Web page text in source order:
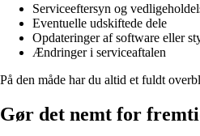
Serviceeftersyn og
Eventuelle udskiftede dele
Opdateringer af software eller
Ændringer i serviceaftalen
På den måde har du altid et fuldt
Gør det nemt for